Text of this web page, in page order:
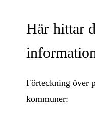
Här hittar
Förteckning över
kommuner: